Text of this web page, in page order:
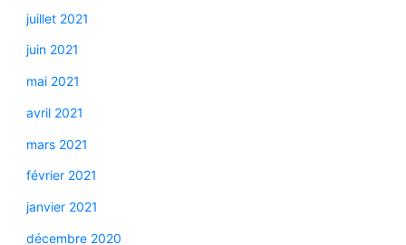
juillet 2021
juin 2021
mai 2021
avril 2021
mars 2021
février 2021
janvier 2021
décembre 2020